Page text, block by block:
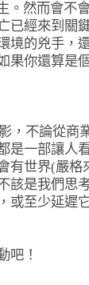
。然而會不
已經來到關
境的兇手，
果你還算是
，不論從商
是一部讓人
有世界(嚴格
該是我們思
或至少延遲
吧！